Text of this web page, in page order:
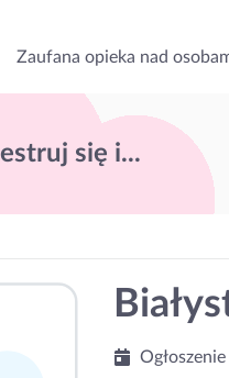
Zaufana opieka nad
się i...